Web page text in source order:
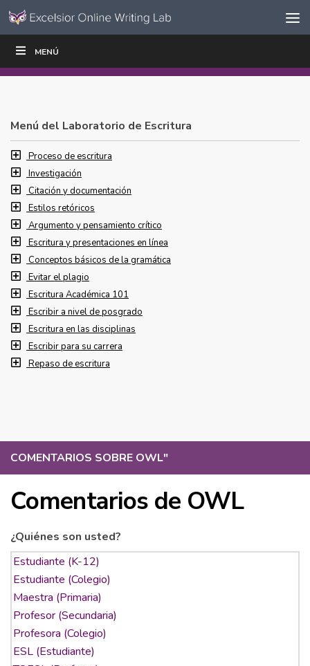
Ir al contenido
navegación
MENÚ
COMENTARIOS SOBRE OWL"
Comentarios de OWL
¿Quiénes son usted?
ESCRIBIR
Menú del Laboratorio de Escritura
Proceso de escritura
Investigación
Citación y documentación
Estilos retóricos
Argumento y pensamiento crítico
Escritura y presentaciones en línea
Conceptos básicos de la gramática
Evitar el plagio
Escritura Académica 101
Escribir a nivel de posgrado
Escritura en las disciplinas
Escribir para su carrera
Repaso de escritura